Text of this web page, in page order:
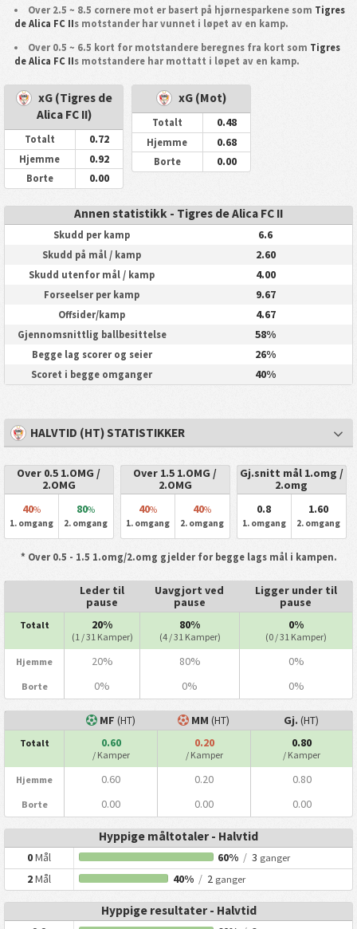
Over 2.5 ~ 8.5 cornere mot er basert på hjørnesparkene som Tigres
de Alica FC IIs motstander har vunnet i løpet av en kamp.
Over 0.5 ~ 6.5 kort for motstandere beregnes fra kort som Tigres
de Alica FC IIs motstandere har mottatt i løpet av en kamp.
xG (Tigres de
Alica FC II)
Totalt 0.72
Hjemme 0.92
Borte 0.00
xG (Mot)
Totalt 0.48
Hjemme 0.68
Borte 0.00
Annen statistikk - Tigres de Alica FC II
Skudd per kamp 6.6
Skudd på mål / kamp 2.60
Skudd utenfor mål / kamp 4.00
Forseelser per kamp 9.67
Offsider/kamp 4.67
Gjennomsnittlig ballbesittelse 58%
Begge lag scorer og seier 26%
Scoret i begge omganger 40%
HALVTID (HT) STATISTIKKER
Over 0.5 1.OMG /
2.OMG
40%
1. omgang
80%
2. omgang
Over 1.5 1.OMG /
2.OMG
40%
1. omgang
40%
2. omgang
Gj.snitt mål 1.omg /
2.omg
0.8
1. omgang
1.60
2. omgang
* Over 0.5 - 1.5 1.omg/2.omg gjelder for begge lags mål i kampen.
Leder til
pause
Uavgjort ved
pause
Ligger under til
pause
Totalt 20%
(1 / 31 Kamper)
80%
(4 / 31 Kamper)
0%
(0 / 31 Kamper)
Hjemme 20% 80% 0%
Borte 0% 0% 0%
MF (HT) MM (HT) Gj. (HT)
Totalt 0.60
/ Kamper
0.20
/ Kamper
0.80
/ Kamper
Hjemme 0.60 0.20 0.80
Borte 0.00 0.00 0.00
Hyppige måltotaler - Halvtid
0Mål 60% / 3 ganger
2Mål 40% /2 ganger
Hyppige resultater - Halvtid